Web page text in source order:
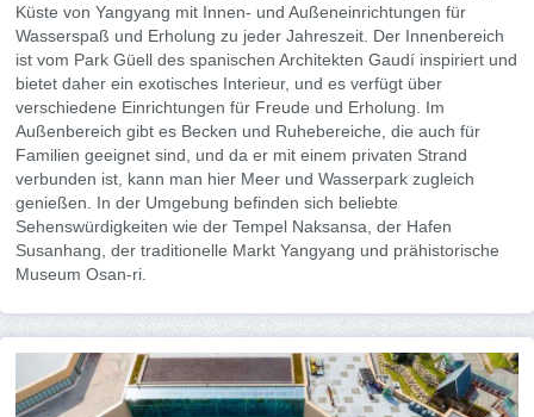
Küste von Yangyang mit Innen- und Außeneinrichtungen für
Wasserspaß und Erholung zu jeder Jahreszeit. Der Innenbereich
ist vom Park Güell des spanischen Architekten Gaudí inspiriert und
bietet daher ein exotisches Interieur, und es verfügt über
verschiedene Einrichtungen für Freude und Erholung. Im
Außenbereich gibt es Becken und Ruhebereiche, die auch für
Familien geeignet sind, und da er mit einem privaten Strand
verbunden ist, kann man hier Meer und Wasserpark zugleich
genießen. In der Umgebung befinden sich beliebte
Sehenswürdigkeiten wie der Tempel Naksansa, der Hafen
Susanhang, der traditionelle Markt Yangyang und prähistorische
Museum Osan-ri.